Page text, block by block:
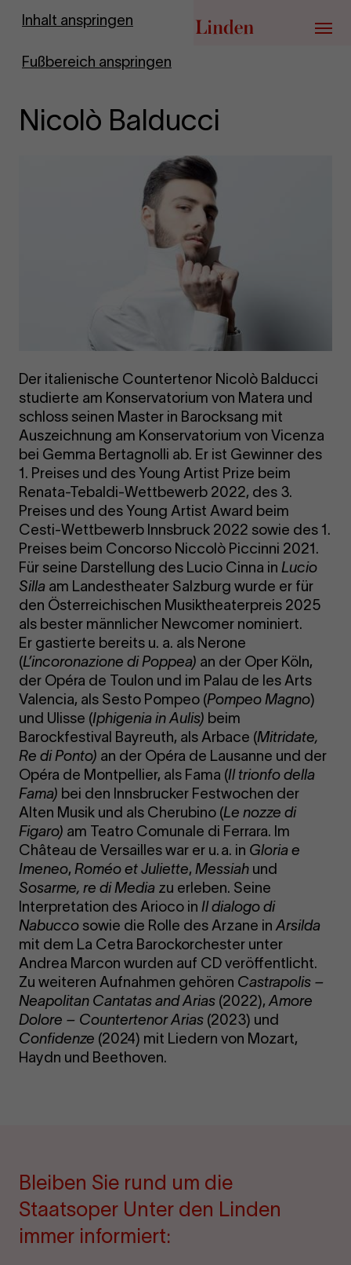
Inhalt anspringen
Fußbereich anspringen
Zur Startseite
Menü
Nicolò Balducci
Der italienische Countertenor Nicolò Balducci
studierte am Konservatorium von Matera und
schloss seinen Master in Barocksang mit
Auszeichnung am Konservatorium von Vicenza
bei Gemma Bertagnolli ab. Er ist Gewinner des
1. Preises und des Young Artist Prize beim
Renata-Tebaldi-Wettbewerb 2022, des 3.
Preises und des Young Artist Award beim
Cesti-Wettbewerb Innsbruck 2022 sowie des 1.
Preises beim Concorso Niccolò Piccinni 2021.
Für seine Darstellung des Lucio Cinna in Lucio
Silla am Landestheater Salzburg wurde er für
den Österreichischen Musiktheaterpreis 2025
als bester männlicher Newcomer nominiert.
Er gastierte bereits u. a. als Nerone
(L’incoronazione di Poppea) an der Oper Köln,
der Opéra de Toulon und im Palau de les Arts
Valencia, als Sesto Pompeo (Pompeo Magno)
und Ulisse (Iphigenia in Aulis) beim
Barockfestival Bayreuth, als Arbace (Mitridate,
Re di Ponto) an der Opéra de Lausanne und der
Opéra de Montpellier, als Fama (Il trionfo della
Fama) bei den Innsbrucker Festwochen der
Alten Musik und als Cherubino (Le nozze di
Figaro) am Teatro Comunale di Ferrara. Im
Château de Versailles war er u. a. in Gloria e
Imeneo, Roméo et Juliette, Messiah und
Sosarme, re di Media zu erleben. Seine
Interpretation des Arioco in Il dialogo di
Nabucco sowie die Rolle des Arzane inArsilda
mit dem La Cetra Barockorchester unter
Andrea Marcon wurden auf CD veröffentlicht.
Zu weiteren Aufnahmen gehören Castrapolis –
Neapolitan Cantatas and Arias (2022),Amore
Dolore – Countertenor Arias (2023) und
Confidenze (2024) mit Liedern von Mozart,
Haydn und Beethoven.
Bleiben Sie rund um die
Staatsoper Unter den Linden
immer informiert: